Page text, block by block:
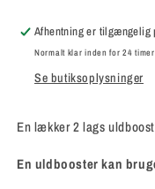
Indlæg
-
lag
1
stk
-
lag
1
stk
Afhentning er tilgængelig
Normalt klar inden for 24 timer
Se butiksoplysninger
En lækker 2 lags
En uldbooster kan